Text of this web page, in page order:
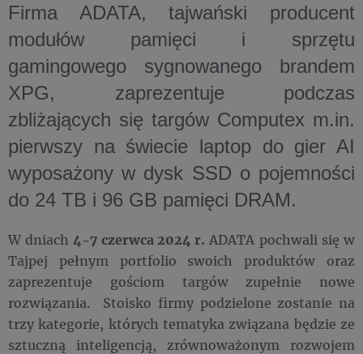
Firma ADATA, tajwański producent
modułów pamięci i sprzętu
gamingowego sygnowanego brandem
XPG, zaprezentuje podczas
zbliżających się targów Computex m.in.
pierwszy na świecie laptop do gier AI
wyposażony w dysk SSD o pojemności
do 24 TB i 96 GB pamięci DRAM.
W dniach4-7 czerwca 2024 r. ADATA pochwali się w
Tajpej pełnym portfolio swoich produktów oraz
zaprezentuje gościom targów zupełnie nowe
rozwiązania. Stoisko firmy podzielone zostanie na
trzy kategorie, których tematyka związana będzie ze
sztuczną inteligencją, zrównoważonym rozwojem